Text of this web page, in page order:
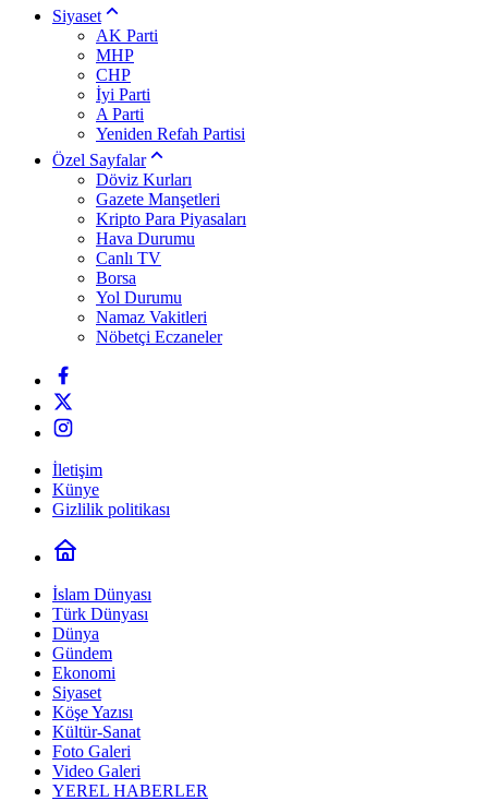
Siyaset
AK Parti
MHP
CHP
İyi Parti
A Parti
Yeniden Refah Partisi
Özel Sayfalar
Döviz Kurları
Gazete Manşetleri
Kripto Para Piyasaları
Hava Durumu
Canlı TV
Borsa
Yol Durumu
Namaz Vakitleri
Nöbetçi Eczaneler
İletişim
Künye
Gizlilik politikası
İslam Dünyası
Türk Dünyası
Dünya
Gündem
Ekonomi
Siyaset
Köşe Yazısı
Kültür-Sanat
Foto Galeri
Video Galeri
YEREL HABERLER